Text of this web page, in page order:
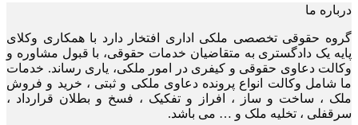
درباره ما
گروه حقوقی تخصصی ملکی اداری افتخار دارد با همکاری وکلای
پایه یک دادگستری به متقاضیان خدمات حقوقی، با قبول مشاوره و
وکالت دعاوی حقوقی و کیفری در امور ملکی، یاری رساند. خدمات
ما شامل وکالت انواع پرونده دعاوی ملکی و ثبتی ، خرید و فروش
ملک ، ساخت و ساز ، افراز و تفکیک ، فسخ و بطلان قرارداد ،
سرقفلی ، تخلیه ملک و … می باشد.